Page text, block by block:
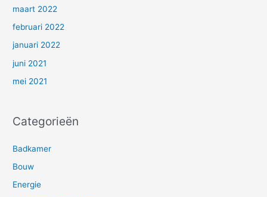
maart 2022
februari 2022
januari 2022
juni 2021
mei 2021
Categorieën
Badkamer
Bouw
Energie